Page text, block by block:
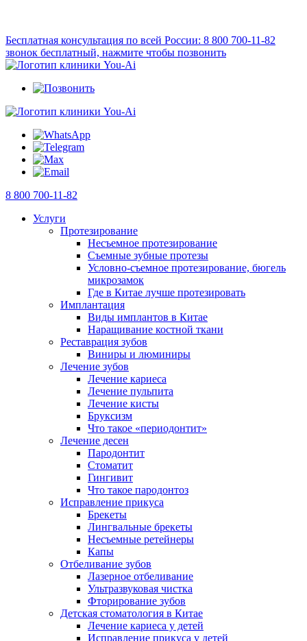
Бесплатная консультация по всей России: 8 800 700-11-82
звонок бесплатный, нажмите чтобы позвонить
8 800 700-11-82
Услуги
Протезирование
Несъемное протезирование
Съемные зубные протезы
Условно-съемное протезирование, бюгель
микрозамок
Где в Китае лучше протезировать
Имплантация
Виды имплантов в Китае
Наращивание костной ткани
Реставрация зубов
Виниры и люминиры
Лечение зубов
Лечение кариеса
Лечение пульпита
Лечение кисты
Бруксизм
Что такое «периодонтит»
Лечение десен
Пародонтит
Стоматит
Гингивит
Что такое пародонтоз
Исправление прикуса
Брекеты
Лингвальные брекеты
Несъемные ретейнеры
Капы
Отбеливание зубов
Лазерное отбеливание
Ультразвуковая чистка
Фторирование зубов
Детская стоматология в Китае
Лечение кариеса у детей
Исправление прикуса у детей